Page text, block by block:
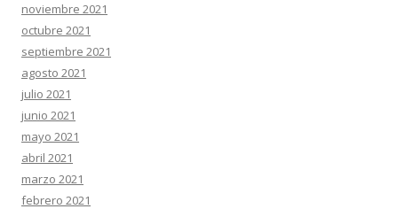
noviembre 2021
octubre 2021
septiembre 2021
agosto 2021
julio 2021
junio 2021
mayo 2021
abril 2021
marzo 2021
febrero 2021